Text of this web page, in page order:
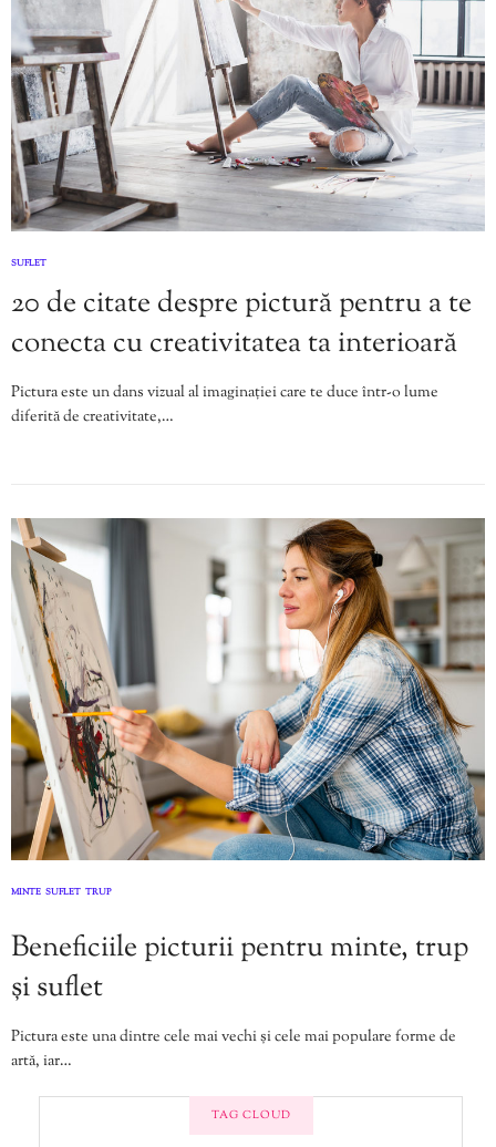
SUFLET
20 de citate despre pictură pentru a te
conecta cu creativitatea ta interioară
Pictura este un dans vizual al imaginației care te duce într-o lume
diferită de creativitate,…
MINTE SUFLET TRUP
Beneficiile picturii pentru minte, trup
și suflet
Pictura este una dintre cele mai vechi și cele mai populare forme de
artă, iar…
TAG CLOUD